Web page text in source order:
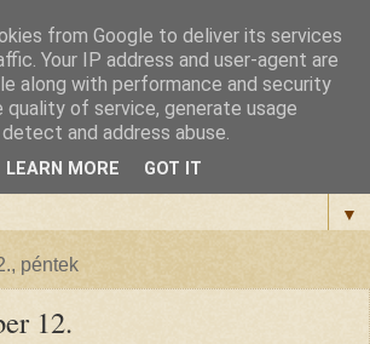
a honlapomra ellátogatót.
▼
péntek
12.
from Google to deliver its services
Your IP address and user-agent are
along with performance and security
of service, generate usage
and address abuse.
LEARN MORE GOT IT